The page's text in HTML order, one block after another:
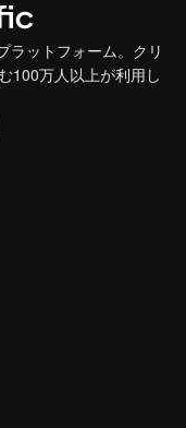
ラットフォーム。クリ
100万人以上が利用し